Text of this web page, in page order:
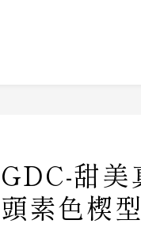
GDC-甜美
頭素色楔